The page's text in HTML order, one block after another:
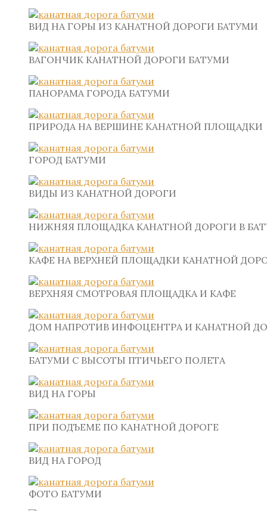
ВИД НА ГОРЫ ИЗ КАНАТНОЙ ДОРОГИ БАТУМИ
ВАГОНЧИК КАНАТНОЙ ДОРОГИ БАТУМИ
ПАНОРАМА ГОРОДА БАТУМИ
ПРИРОДА НА ВЕРШИНЕ КАНАТНОЙ ПЛОЩАДКИ
ГОРОД БАТУМИ
ВИДЫ ИЗ КАНАТНОЙ ДОРОГИ
НИЖНЯЯ ПЛОЩАДКА КАНАТНОЙ ДОРОГИ В
КАФЕ НА ВЕРХНЕЙ ПЛОЩАДКИ КАНАТНОЙ
ВЕРХНЯЯ СМОТРОВАЯ ПЛОЩАДКА И КАФЕ
ДОМ НАПРОТИВ ИНФОЦЕНТРА И КАНАТНОЙ
БАТУМИ С ВЫСОТЫ ПТИЧЬЕГО ПОЛЕТА
ВИД НА ГОРЫ
ПРИ ПОДЪЕМЕ ПО КАНАТНОЙ ДОРОГЕ
ВИД НА ГОРОД
ФОТО БАТУМИ